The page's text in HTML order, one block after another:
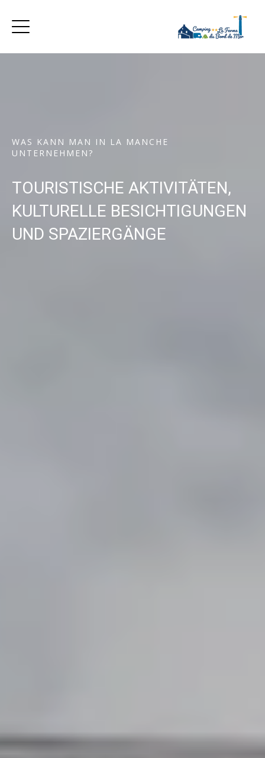
WAS KANN MAN IN LA MANCHE
UNTERNEHMEN?
TOURISTISCHE AKTIVITÄTEN,
KULTURELLE BESICHTIGUNGEN
UND SPAZIERGÄNGE